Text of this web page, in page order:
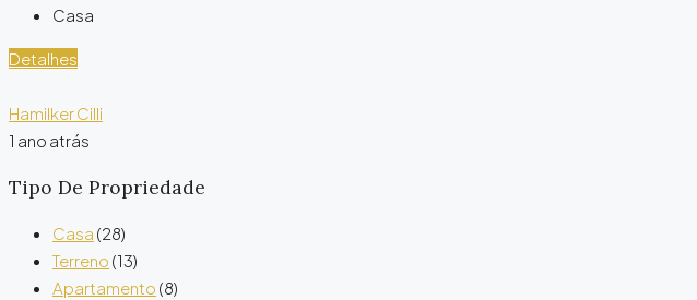
Casa
Detalhes
Hamilker Cilli
1 ano atrás
Tipo De Propriedade
Casa (28)
Terreno (13)
Apartamento (8)